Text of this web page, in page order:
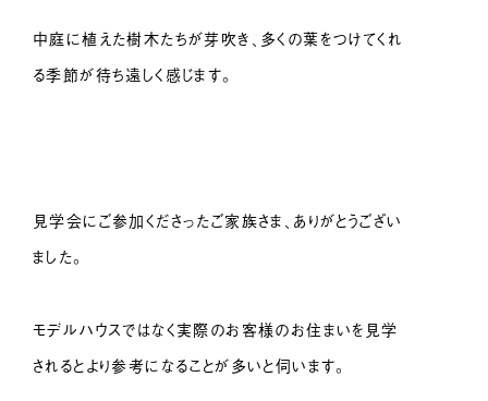
中庭に植えた樹木たちが芽吹き、多くの葉をつけてくれ
る季節が待ち遠しく感じます。
見学会にご参加くださったご家族さま、ありがとうござい
ました。
モデルハウスではなく実際のお客様のお住まいを見学
されるとより参考になることが多いと伺います。